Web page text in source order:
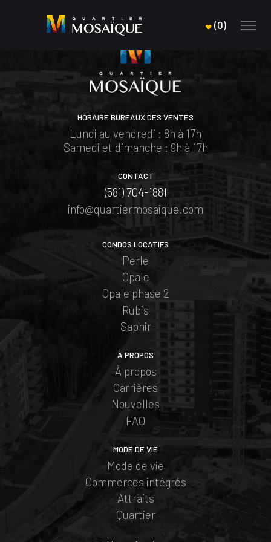
(0)
HORAIRE BUREAUX DES VENTES
Lundi au vendredi : 8h à 17h
Samedi et dimanche : 9h à 17h
CONTACT
(581) 704-1881
info@quartiermosaique.com
CONDOS LOCATIFS
Perle
Opale
Opale phase 2
Rubis
Saphir
À PROPOS
À propos
Carrières
Nouvelles
FAQ
MODE DE VIE
Mode de vie
Commerces intégrés
Attraits
Quartier